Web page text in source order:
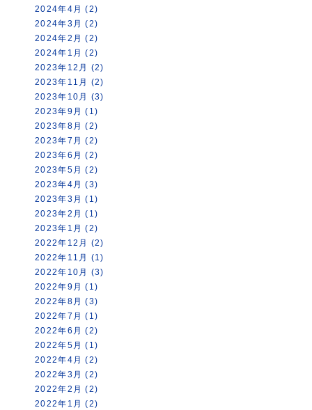
2024年4月 (2)
2024年3月 (2)
2024年2月 (2)
2024年1月 (2)
2023年12月 (2)
2023年11月 (2)
2023年10月 (3)
2023年9月 (1)
2023年8月 (2)
2023年7月 (2)
2023年6月 (2)
2023年5月 (2)
2023年4月 (3)
2023年3月 (1)
2023年2月 (1)
2023年1月 (2)
2022年12月 (2)
2022年11月 (1)
2022年10月 (3)
2022年9月 (1)
2022年8月 (3)
2022年7月 (1)
2022年6月 (2)
2022年5月 (1)
2022年4月 (2)
2022年3月 (2)
2022年2月 (2)
2022年1月 (2)